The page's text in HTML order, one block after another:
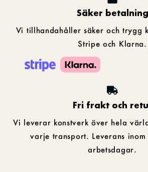
Säker betalning
Vi tillhandahåller säker och trygg
Stripe och Klarna.
Fri frakt och
Vi leverar konstverk över hela
varje transport. Leverans
arbetsdagar.